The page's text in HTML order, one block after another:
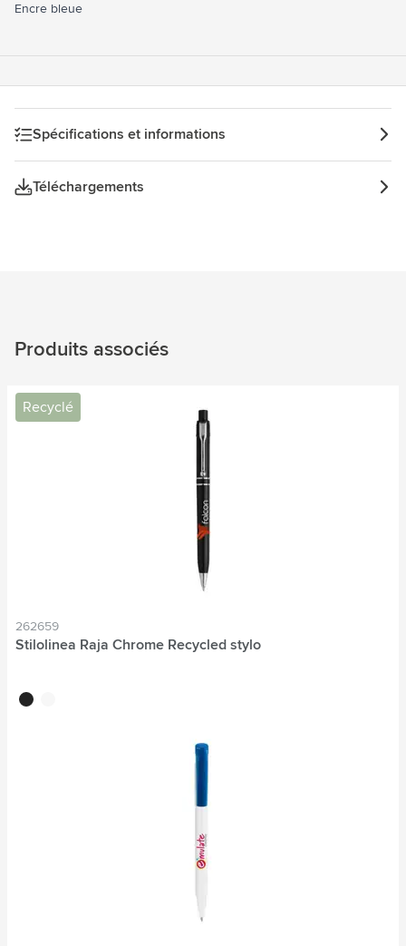
Encre bleue
Spécifications et informations
Téléchargements
Produits associés
Recyclé
262659
Stilolinea Raja Chrome Recycled stylo
noir